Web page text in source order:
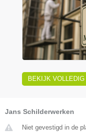
BEKIJK VOLLEDIG
Jans Schilderwerken
Niet gevestigd in de